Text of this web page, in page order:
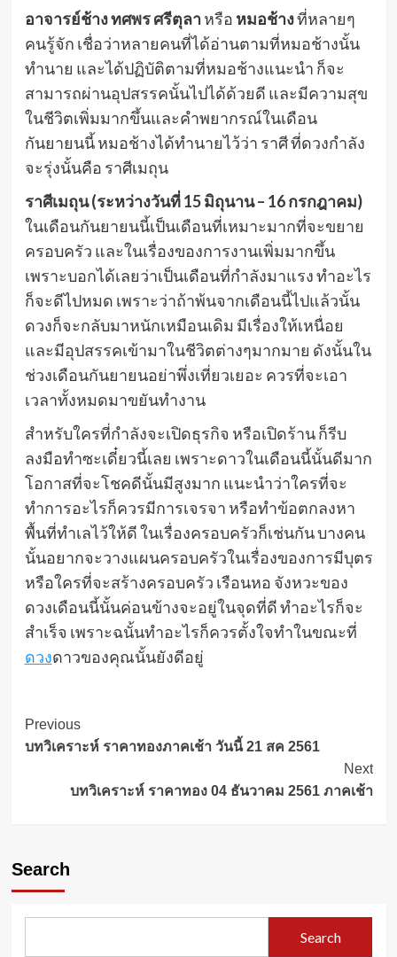
อาจารย์ช้าง ทศพร ศรีตุลาหรือ หมอช้างที่หลายๆ
คนรู้จัก เชื่อว่าหลายคนที่ได้อ่านตามที่หมอช้างนั้น
ทำนาย และได้ปฏิบัติตามที่หมอช้างแนะนำ ก็จะ
สามารถผ่านอุปสรรคนั้นไปได้ด้วยดี และมีความสุข
ในชีวิตเพิ่มมากขึ้นและคำพยากรณ์ในเดือน
กันยายนนี้ หมอช้างได้ทำนายไว้ว่า ราศี ที่ดวงกำลัง
จะรุ่งนั้นคือ ราศีเมถุน
ราศีเมถุน (ระหว่างวันที่ 15 มิถุนาน – 16 กรกฎาคม)
ในเดือนกันยายนนี้เป็นเดือนที่เหมาะมากที่จะขยาย
ครอบครัว และในเรื่องของการงานเพิ่มมากขึ้น
เพราะบอกได้เลยว่าเป็นเดือนที่กำลังมาแรง ทำอะไร
ก็จะดีไปหมด เพราะว่าถ้าพ้นจากเดือนนี้ไปแล้วนั้น
ดวงก็จะกลับมาหนักเหมือนเดิม มีเรื่องให้เหนื่อย
และมีอุปสรรคเข้ามาในชีวิตต่างๆมากมาย ดังนั้นใน
ช่วงเดือนกันยายนอย่าพึ่งเที่ยวเยอะ ควรที่จะเอา
เวลาทั้งหมดมาขยันทำงาน
สำหรับใครที่กำลังจะเปิดธุรกิจ หรือเปิดร้าน ก็รีบ
ลงมือทำซะเดี๋ยวนี้เลย เพราะดาวในเดือนนี้นั้นดีมาก
โอกาสที่จะโชคดีนั้นมีสูงมาก แนะนำว่าใครที่จะ
ทำการอะไรก็ควรมีการเจรจา หรือทำข้อตกลงหา
พื้นที่ทำเลไว้ให้ดี ในเรื่องครอบครัวก็เช่นกัน บางคน
นั้นอยากจะวางแผนครอบครัวในเรื่องของการมีบุตร
หรือใครที่จะสร้างครอบครัว เรือนหอ จังหวะของ
ดวงเดือนนี้นั้นค่อนข้างจะอยู่ในจุดที่ดี ทำอะไรก็จะ
สำเร็จ เพราะฉนั้นทำอะไรก็ควรตั้งใจทำในขณะที่
ดวงดาวของคุณนั้นยังดีอยู่
Post
Navigation
Previous
บทวิเคราะห์ ราคาทองภาคเช้า วันนี้ 21 สค 2561
Next
บทวิเคราะห์ ราคาทอง 04 ธันวาคม 2561 ภาคเช้า
Search
Search